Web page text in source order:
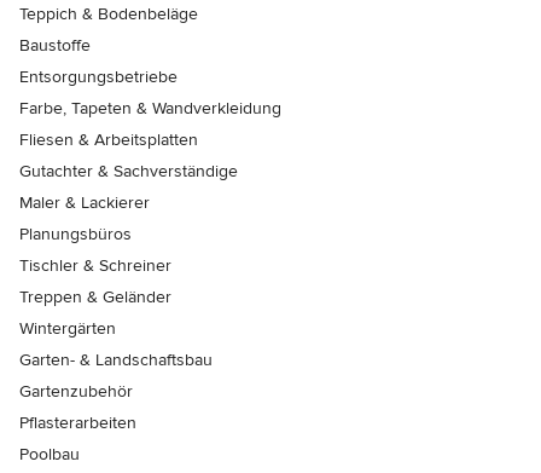
Teppich & Bodenbeläge
Baustoffe
Entsorgungsbetriebe
Farbe, Tapeten & Wandverkleidung
Fliesen & Arbeitsplatten
Gutachter & Sachverständige
Maler & Lackierer
Planungsbüros
Tischler & Schreiner
Treppen & Geländer
Wintergärten
Garten- & Landschaftsbau
Gartenzubehör
Pflasterarbeiten
Poolbau